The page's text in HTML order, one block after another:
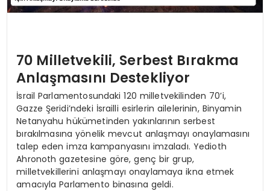
70 Milletvekili, Serbest Bırakma
Anlaşmasını Destekliyor
İsrail Parlamentosundaki 120 milletvekilinden 70’i,
Gazze Şeridi’ndeki İsrailli esirlerin ailelerinin, Binyamin
Netanyahu hükümetinden yakınlarının serbest
bırakılmasına yönelik mevcut anlaşmayı onaylamasını
talep eden imza kampanyasını imzaladı. Yedioth
Ahronoth gazetesine göre, genç bir grup,
milletvekillerini anlaşmayı onaylamaya ikna etmek
amacıyla Parlamento binasına geldi.